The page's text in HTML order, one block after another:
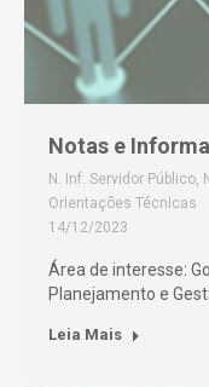
Notas e
N. Inf. Servidor Público,
Orientações Técnicas
14/12/2023
Área de interesse:
Planejamento e
Leia Mais